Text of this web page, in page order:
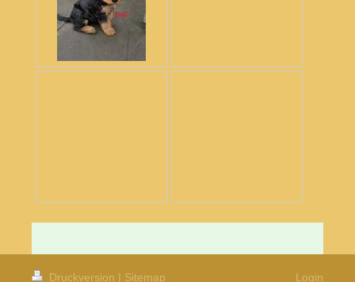
Druckversion | Sitemap Login